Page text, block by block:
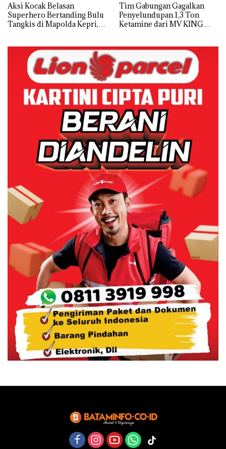
Aksi Kocak Belasan
Superhero Bertanding Bulu
Tangkis di Mapolda Kepri,
Tim Gabungan Gagalkan
Penyelundupan 1,3 Ton
Ketamine dari MV KING